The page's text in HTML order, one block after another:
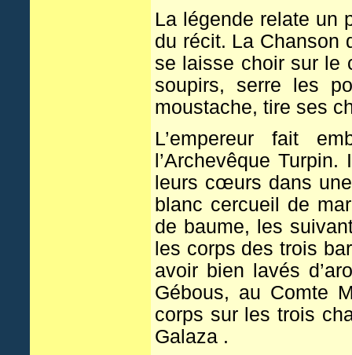
La légende relate un
du récit. La Chanson
se laisse choir sur le
soupirs, serre les
moustache, tire ses
L’empereur fait
l’Archevêque
leurs cœurs dans
blanc cercueil de
de baume, les
les corps des trois
avoir bien lavés
Gébous, au Comte
corps sur les trois
Galaza .